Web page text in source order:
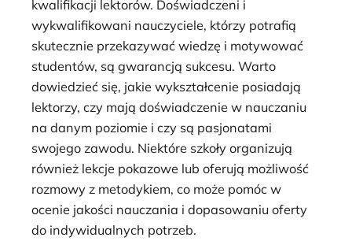
kwalifikacji lektorów. Doświadczeni i
wykwalifikowani nauczyciele, którzy potrafią
skutecznie przekazywać wiedzę i motywować
studentów, są gwarancją sukcesu. Warto
dowiedzieć się, jakie wykształcenie posiadają
lektorzy, czy mają doświadczenie w nauczaniu
na danym poziomie i czy są pasjonatami
swojego zawodu. Niektóre szkoły organizują
również lekcje pokazowe lub oferują możliwość
rozmowy z metodykiem, co może pomóc w
ocenie jakości nauczania i dopasowaniu oferty
do indywidualnych potrzeb.